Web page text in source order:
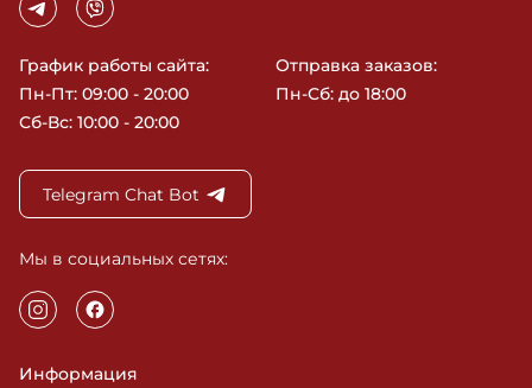
График работы сайта:
Пн-Пт: 09:00 - 20:00
Сб-Вс: 10:00 - 20:00
Отправка заказов:
Пн-Сб: до 18:00
Telegram Chat Bot
Мы в социальных сетях:
Информация